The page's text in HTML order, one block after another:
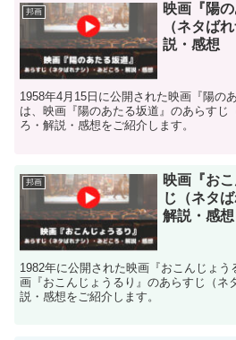
邦画
映画『陽
（ネタば
説・感想
1958年4月15日に公開された映画『陽の
は、映画『陽のあたる坂道』のあらすじ
ろ・解説・感想をご紹介します。
邦画
映画『お
じ（ネタ
解説・感想
1982年に公開された映画『おこんじょ
画『おこんじょうるり』のあらすじ（ネ
説・感想をご紹介します。